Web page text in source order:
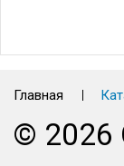
Главная
©